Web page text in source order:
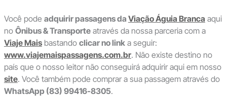
Você pode adquirir passagens da Viação Águia Branca aqui
no Ônibus & Transporteatravés da nossa parceria com a
Viaje Maisbastando clicar no linka seguir:
www.viajemaispassagens.com.br. Não existe destino no
país que o nosso leitor não conseguirá adquirir aqui em nosso
site. Você também pode comprar a sua passagem através do
WhatsApp (83) 99416-8305.